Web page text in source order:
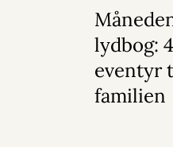
lydbog:
eventyr
familien